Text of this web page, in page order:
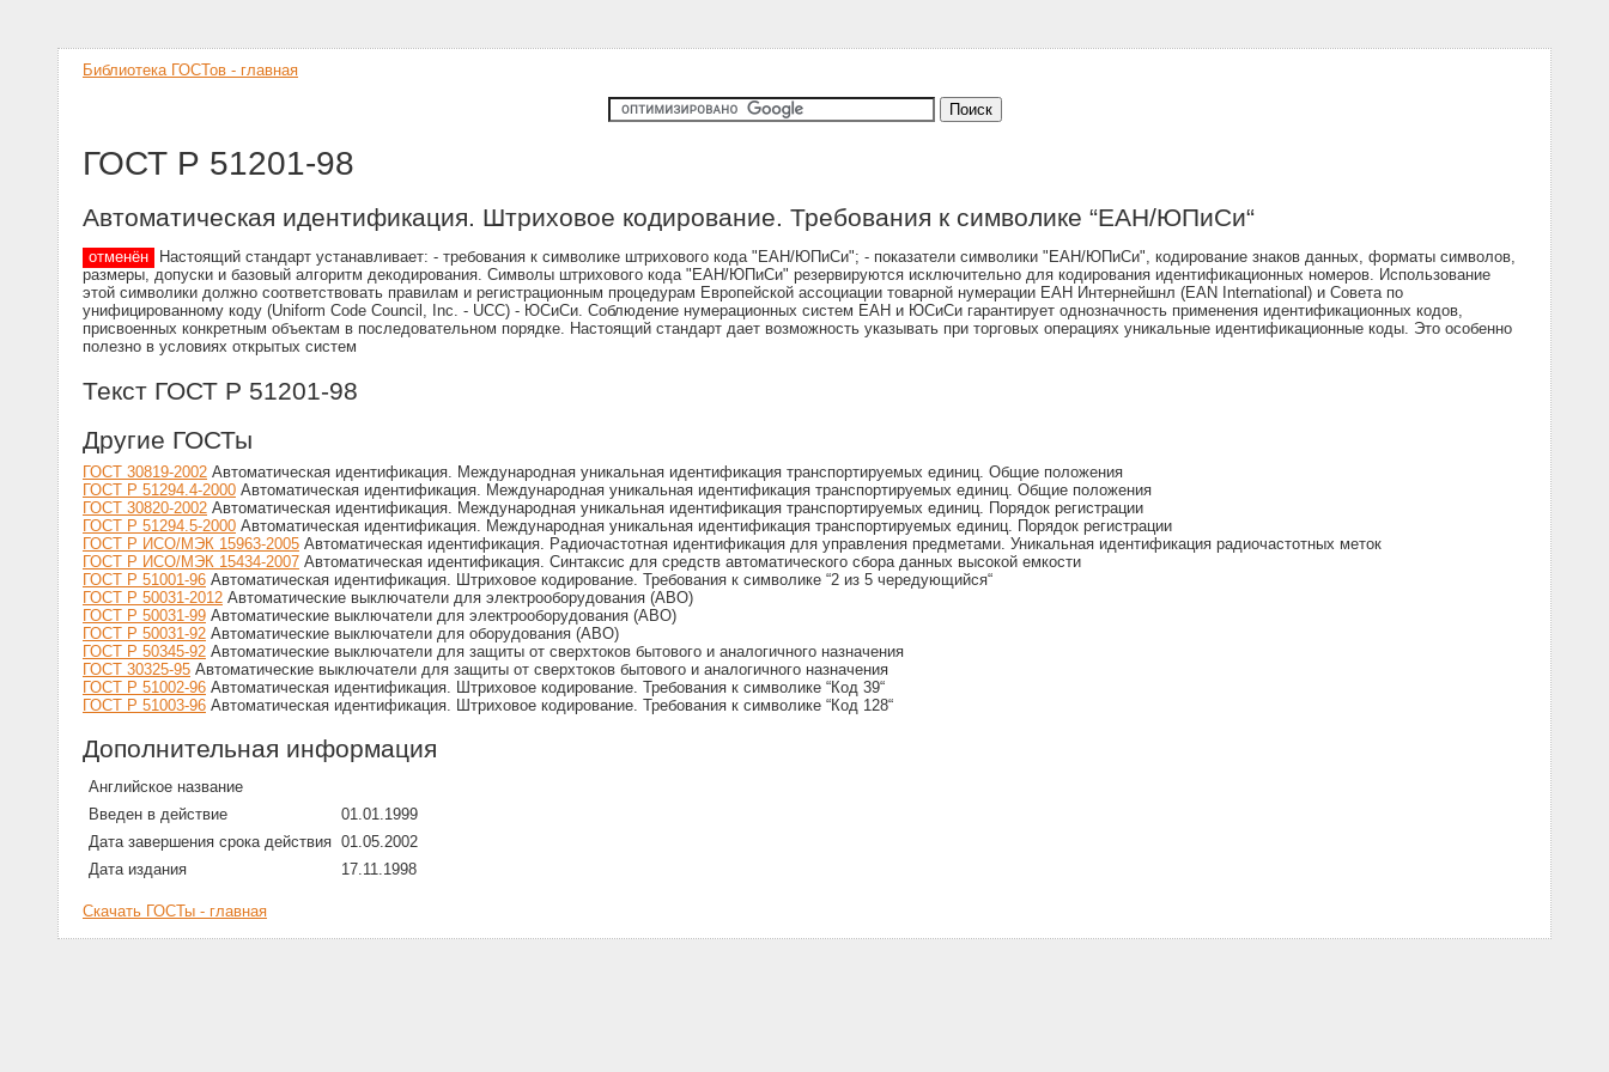
Библиотека ГОСТов - главная
ГОСТ Р 51201-98
Автоматическая идентификация. Штриховое кодирование. Требования к символике “ЕАН/ЮПиСи“
отменён
Настоящий стандарт устанавливает: - требования к символике штрихового кода "ЕАН/ЮПиСи"; - показатели символики "ЕАН/ЮПиСи", кодирование знаков данных, форматы символов,
размеры, допуски и базовый алгоритм декодирования. Символы штрихового кода "ЕАН/ЮПиСи" резервируются исключительно для кодирования идентификационных номеров. Использование
этой символики должно соответствовать правилам и регистрационным процедурам Европейской ассоциации товарной нумерации ЕАН Интернейшнл (EAN International) и Совета по
унифицированному коду (Uniform Code Council, Inc. - UCC) - ЮСиСи. Соблюдение нумерационных систем ЕАН и ЮСиСи гарантирует однозначность применения идентификационных кодов,
присвоенных конкретным объектам в последовательном порядке. Настоящий стандарт дает возможность указывать при торговых операциях уникальные идентификационные коды. Это особенно
полезно в условиях открытых систем
Текст ГОСТ Р 51201-98
Другие ГОСТы
ГОСТ 30819-2002 Автоматическая идентификация. Международная уникальная идентификация транспортируемых единиц. Общие положения
ГОСТ Р 51294.4-2000 Автоматическая идентификация. Международная уникальная идентификация транспортируемых единиц. Общие положения
ГОСТ 30820-2002 Автоматическая идентификация. Международная уникальная идентификация транспортируемых единиц. Порядок регистрации
ГОСТ Р 51294.5-2000 Автоматическая идентификация. Международная уникальная идентификация транспортируемых единиц. Порядок регистрации
ГОСТ Р ИСО/МЭК 15963-2005 Автоматическая идентификация. Радиочастотная идентификация для управления предметами. Уникальная идентификация радиочастотных меток
ГОСТ Р ИСО/МЭК 15434-2007 Автоматическая идентификация. Синтаксис для средств автоматического сбора данных высокой емкости
ГОСТ Р 51001-96 Автоматическая идентификация. Штриховое кодирование. Требования к символике “2 из 5 чередующийся“
ГОСТ Р 50031-2012 Автоматические выключатели для электрооборудования (АВО)
ГОСТ Р 50031-99 Автоматические выключатели для электрооборудования (АВО)
ГОСТ Р 50031-92 Автоматические выключатели для оборудования (АВО)
ГОСТ Р 50345-92 Автоматические выключатели для защиты от сверхтоков бытового и аналогичного назначения
ГОСТ 30325-95 Автоматические выключатели для защиты от сверхтоков бытового и аналогичного назначения
ГОСТ Р 51002-96 Автоматическая идентификация. Штриховое кодирование. Требования к символике “Код 39“
ГОСТ Р 51003-96 Автоматическая идентификация. Штриховое кодирование. Требования к символике “Код 128“
Дополнительная информация
Английское название
Введен в действие
01.01.1999
Дата завершения срока действия 01.05.2002
Дата издания
17.11.1998
Скачать ГОСТы - главная